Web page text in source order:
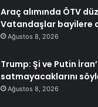
Araç alımında ÖTV
Vatandaşlar bayilere
Ağustos 8, 2026
Trump: Şi ve Putin
satmayacaklarını
Ağustos 8, 2026